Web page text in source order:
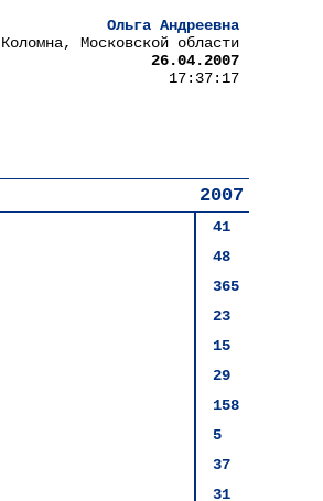
Ольга Андреевна
Коломна, Московской области
26.04.2007
17:37:17
2007
41
48
365
23
15
29
158
5
37
31